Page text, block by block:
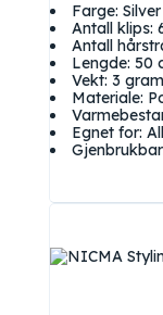
Farge:
Antall klips:
Antall
Lengde: 50
Vekt: 3
Materiale:
Egnet for: